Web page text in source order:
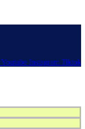
Youtube Instagram Tiktok